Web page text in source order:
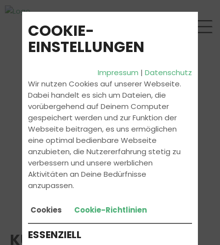
KUNDENSTIMMEN
COOKIE-
EINSTELLUNGEN
Impressum |Datenschutz
Wir nutzen Cookies auf unserer Webseite.
Dabei handelt es sich um Dateien, die
vorübergehend auf Deinem Computer
gespeichert werden und zur Funktion der
Webseite beitragen, es uns ermöglichen
eine optimal bedienbare Webseite
anzubieten, die Nutzererfahrung stetig zu
verbessern und unsere werblichen
Aktivitäten an Deine Bedürfnisse
anzupassen.
Cookies Cookie-Richtlinien
ESSENZIELL